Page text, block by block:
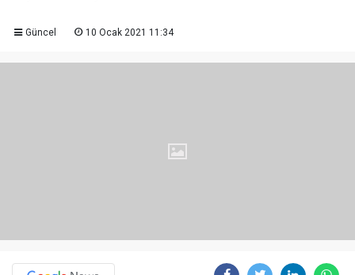
Güncel 10 Ocak 2021 11:34